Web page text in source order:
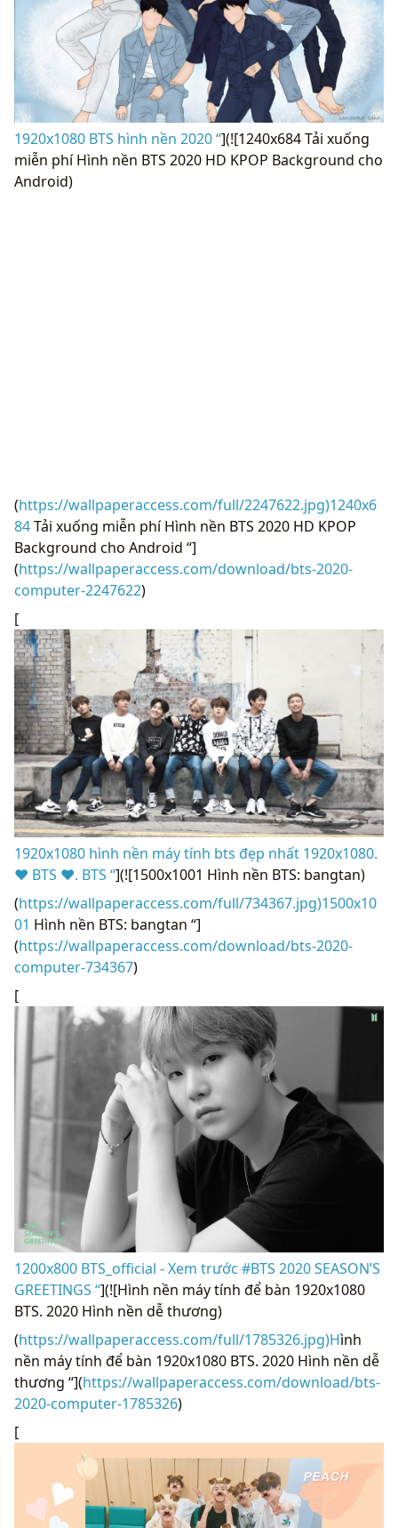
1920x1080 BTS hình nền 2020 “](![1240x684 Tải xuống
miễn phí Hình nền BTS 2020 HD KPOP Background cho
Android)
(https://wallpaperaccess.com/full/2247622.jpg)1240x6
84Tải xuống miễn phí Hình nền BTS 2020 HD KPOP
Background cho Android “]
(https://wallpaperaccess.com/download/bts-2020-
computer-2247622)
[
1920x1080 hình nền máy tính bts đẹp nhất 1920x1080.
❤ BTS ❤. BTS “](![1500x1001 Hình nền BTS: bangtan)
(https://wallpaperaccess.com/full/734367.jpg)1500x10
01 Hình nền BTS: bangtan “]
(https://wallpaperaccess.com/download/bts-2020-
computer-734367)
[
1200x800 BTS_official - Xem trước #BTS 2020 SEASON’S
GREETINGS “](![Hình nền máy tính để bàn 1920x1080
BTS. 2020 Hình nền dễ thương)
(https://wallpaperaccess.com/full/1785326.jpg)Hình
nền máy tính để bàn 1920x1080 BTS. 2020 Hình nền dễ
thương “](https://wallpaperaccess.com/download/bts-
2020-computer-1785326)
[